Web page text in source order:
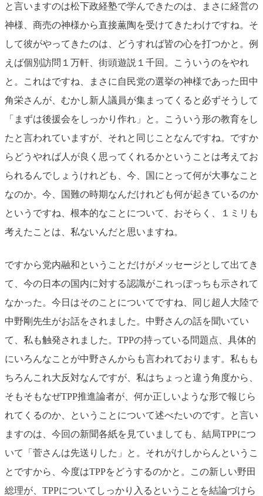
と言いますのは松下政経塾で学んできたのは、まさに経営の
神様、商売の神様から直接薫陶を受けてきたわけですね。そ
して彼がやってきたのは、どうすれば皆の心を打つかと。例
えば個別訪問１万軒、街頭遊説１千回。こういうのをやれ
と。これはですね、まさに自民党の選挙の神様であった田中
角栄さんが、むかし新人議員が集まってくると必ずそうして
「まずは後援会をしっかり作れ」と。こういう形の教育をし
たと言われていますが、それと同じことなんですね。ですか
らどうやれば人が良く思ってくれるかということは考えてお
られるんでしょうけれども、今、国にとって何が大事なこと
なのか。今、国難の時期なんだけれども何が起きているのか
というですね、根本的なことについて、おそらく、１ミリも
考えたことは、私ないんだと思いますね。
ですから党内融和ということだけがメッセージとして出てき
て、今の日本の国内に対する認識がこれっぽっちも示されて
なかった。今日はそのことについてですね、同じ超人大陸で
中野剛先生がお話をされました。中野さんの話を聞いてい
て、私も触発されました。TPPの持っている問題点、具体的
にいろんなことが中野さんからも言われております。私もも
ちろんこれ大反対なんですが、私はちょっと違う角度から、
そもそもなぜTPP推進論者が、何か正しいような形で報じら
れてくるのか、ということについて述べたいのです。と言い
ますのは、今回の新聞各紙を見ていましても、結局TPPにつ
いて「菅さんは先送りした」と。それがけしからんというこ
とですから、今度はTPPをどうするのかと。この新しい野田
総理が、TPPについてしっかり入るということを結論づけら